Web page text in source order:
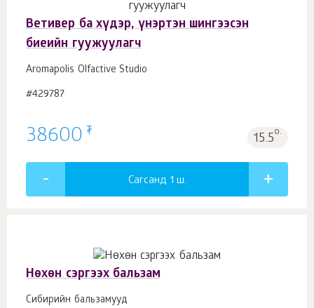
Ветивер ба хүдэр, үнэртэн шингээсэн
биеийн гуужуулагч
Aromapolis Olfactive Studio
#429787
38600 ₮ 15.5о.
Сагсанд 1 ш.
Нөхөн сэргээх бальзам
Сибирийн бальзамууд